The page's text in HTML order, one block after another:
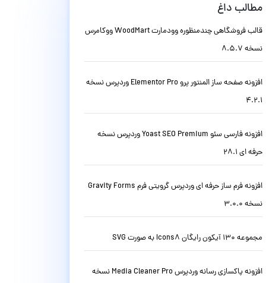
مطالب داغ
قالب فروشگاهی چندمنظوره وودمارت WoodMart ووکامرس
نسخه 8.5.7
افزونه صفحه ساز المنتور پرو Elementor Pro وردپرس نسخه
4.2.1
افزونه فارسی سئو Yoast SEO Premium وردپرس نسخه
حرفه ای 28.1
افزونه فرم ساز حرفه ای وردپرس گرویتی فرم Gravity Forms
نسخه 3.0.0
مجموعه 130 آیکون رایگان Icons8 به صورت SVG
افزونه پاکسازی رسانه وردپرس Media Cleaner Pro نسخه